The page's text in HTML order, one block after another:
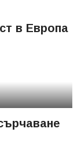
в Европа